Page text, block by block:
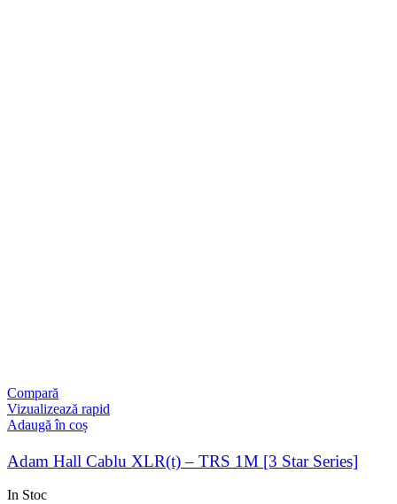
Compară
Vizualizează rapid
Adaugă în coș
Adam Hall Cablu XLR(t) – TRS 1M [3 Star Series]
In Stoc